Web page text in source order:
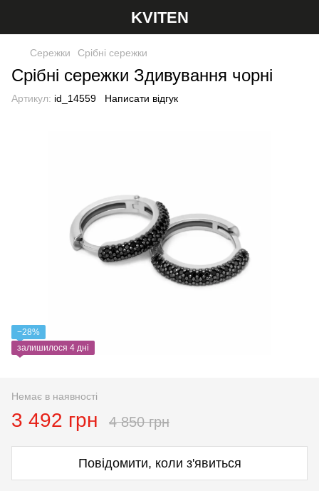
KVITEN
Сережки Срібні сережки
Срібні сережки Здивування чорні
Артикул: id_14559 Написати відгук
−28%
залишилося 4 дні
Немає в наявності
3 492 грн 4 850 грн
Повідомити, коли з'явиться